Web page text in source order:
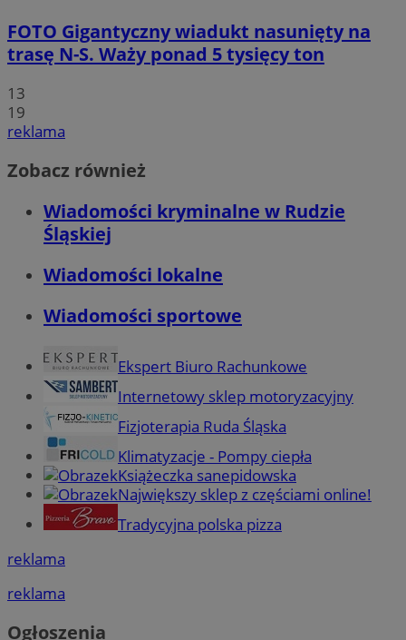
FOTO Gigantyczny wiadukt nasunięty na
trasę N-S. Waży ponad 5 tysięcy ton
13
19
reklama
Zobacz również
Wiadomości kryminalne w Rudzie
Śląskiej
Wiadomości lokalne
Wiadomości sportowe
Ekspert Biuro Rachunkowe
Internetowy sklep motoryzacyjny
Fizjoterapia Ruda Śląska
Klimatyzacje - Pompy ciepła
Książeczka sanepidowska
Największy sklep z częściami online!
Tradycyjna polska pizza
reklama
reklama
Ogłoszenia